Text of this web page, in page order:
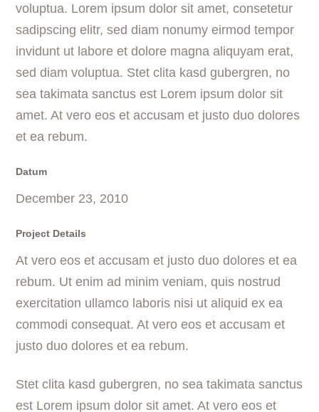
voluptua. Lorem ipsum dolor sit amet, consetetur
sadipscing elitr, sed diam nonumy eirmod tempor
invidunt ut labore et dolore magna aliquyam erat,
sed diam voluptua. Stet clita kasd gubergren, no
sea takimata sanctus est Lorem ipsum dolor sit
amet. At vero eos et accusam et justo duo dolores
et ea rebum.
Datum
December 23, 2010
Project Details
At vero eos et accusam et justo duo dolores et ea
rebum. Ut enim ad minim veniam, quis nostrud
exercitation ullamco laboris nisi ut aliquid ex ea
commodi consequat. At vero eos et accusam et
justo duo dolores et ea rebum.
Stet clita kasd gubergren, no sea takimata sanctus
est Lorem ipsum dolor sit amet. At vero eos et